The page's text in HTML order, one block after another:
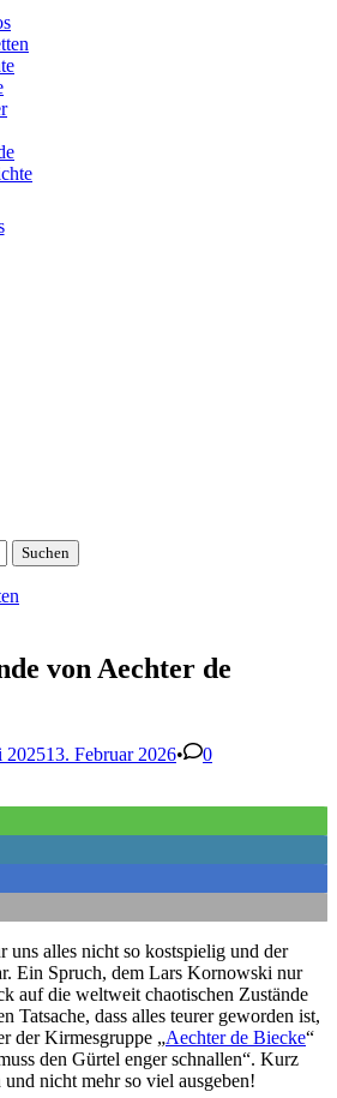
von Aechter de
202513. Februar 2026• 0
alles nicht so kostspielig und der
Ein Spruch, dem Lars Kornowski nur
auf die weltweit chaotischen Zustände
Tatsache, dass alles teurer geworden ist,
der Kirmesgruppe „Aechter de Biecke“
den Gürtel enger schnallen“. Kurz
und nicht mehr so viel ausgeben!